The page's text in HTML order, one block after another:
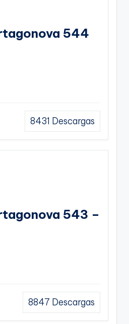
544
8431 Descargas
543 –
8847 Descargas